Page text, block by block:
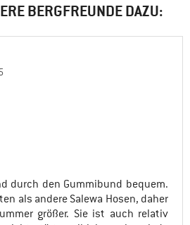
BERGFREUNDE DAZU:
durch den Gummibund bequem.
als andere Salewa Hosen, daher
größer. Sie ist auch relativ